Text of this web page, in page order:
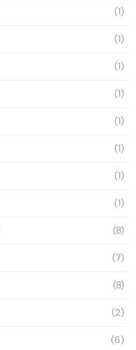
(1)
(1)
(1)
(1)
(1)
(1)
(1)
(1)
(8)
(7)
(8)
(2)
(6)